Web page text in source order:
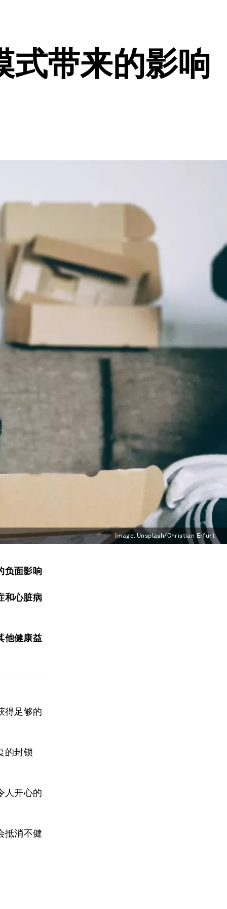
式带来的影响
Image:Unsplash/Christian Erfurt
负面影响
和心脏病
他健康益
得足够的
的封锁
人开心的
抵消不健